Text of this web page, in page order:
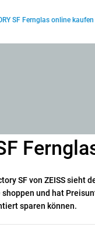
SF Fernglas online kaufen
SF von ZEISS sieht
und hat
sparen können.